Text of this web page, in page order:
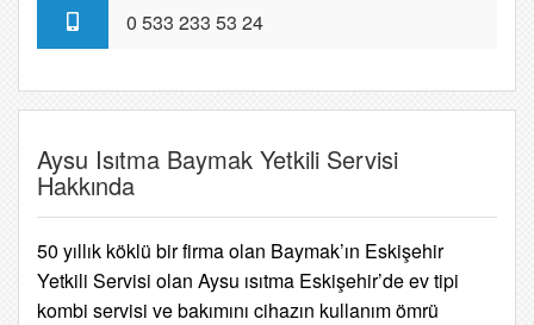
0 533 233 53 24
Aysu Isıtma Baymak Yetkili Servisi
Hakkında
50 yıllık köklü bir firma olan Baymak’ın Eskişehir
Yetkili Servisi olan Aysu ısıtma Eskişehir’de ev tipi
kombi servisi ve bakımını cihazın kullanım ömrü